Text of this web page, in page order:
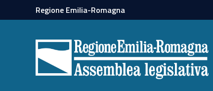
Regione Emilia-Romagna